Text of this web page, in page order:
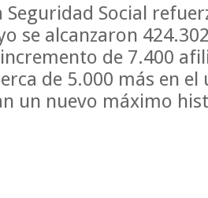
Seguridad Social
se alcanzaron
de 7.400
de 5.000 más en el
un nuevo máximo